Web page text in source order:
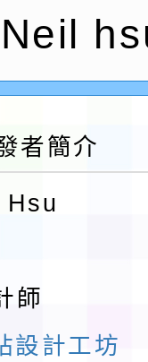
）演習－
識線上
第1學
續甄選)
115學年
份
度學生
觀特色
畫」
白海豚
育課程
者簡介
師
設計工坊